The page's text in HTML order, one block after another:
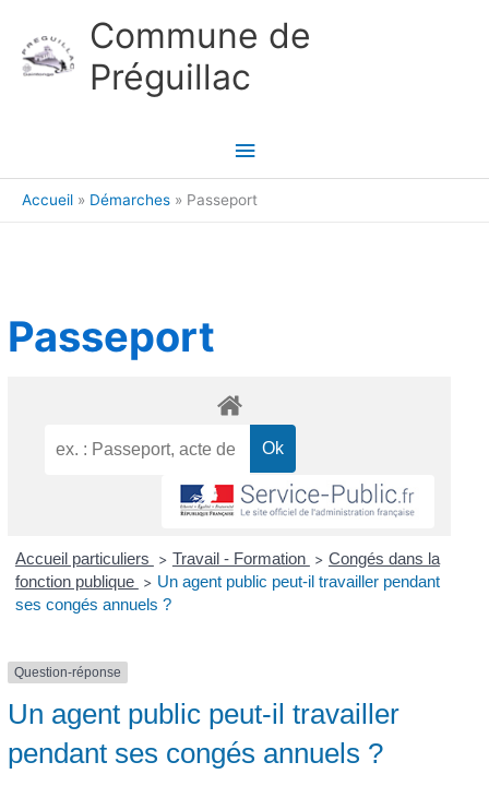
Commune de
Préguillac
Menu
principal
Accueil Démarches Passeport
Passeport
Accueil particuliers > Travail - Formation > Congés dans la
fonction publique > Un agent public peut-il travailler pendant
ses congés annuels ?
Question-réponse
Un agent public peut-il travailler
pendant ses congés annuels ?